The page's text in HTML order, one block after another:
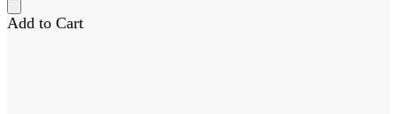
Add to Cart